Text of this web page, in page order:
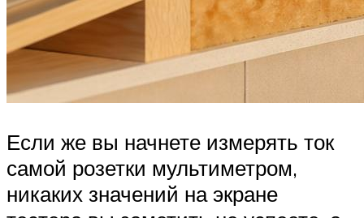
Если же вы начнете измерять ток
самой розетки мультиметром,
никаких значений на экране